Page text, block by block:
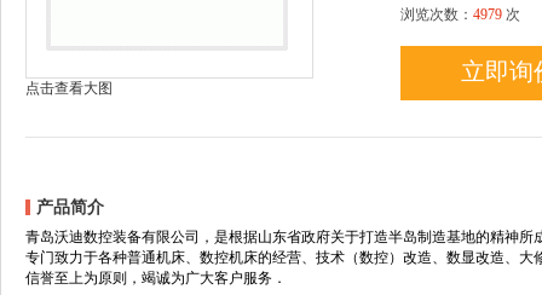
点击查看大图
浏览次数： 4979 次
立即询
产品简介
青岛沃迪数控装备有限公司，是根据山东省政府关于打造半岛制造基地的精神
专门致力于各种普通机床、数控机床的经营、技术（数控）改造、数显改造、
信誉至上为原则，竭诚为广大客户服务．